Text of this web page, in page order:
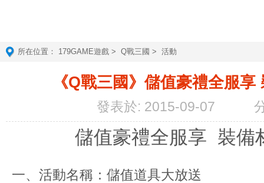
所在位置： 179GAME遊戲 > Q戰三國 > 活動
《Q戰三國》儲值豪禮全服
發表於: 2015-09-07
儲值豪禮全服享 裝備
一、活動名稱：儲值道具大放送